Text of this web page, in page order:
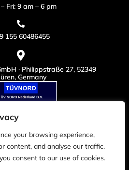
your browsing experience,
content, and analyse our traffic.
consent to our use of cookies.
Fri: 9 am – 6 pm
155 60486455
· Philippstraße 27, 52349
Germany